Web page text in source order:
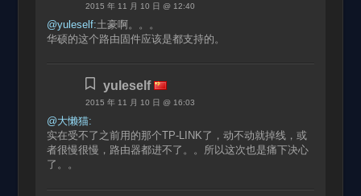
2015 年 11 月 10 日 @ 12:40
@yuleself:土豪啊。。。
华硕的这个路由固件应该是都支持的。
yuleself
2015 年 11 月 10 日 @ 16:03
@大懒猫:
实在受不了之前用的那个TP-LINK了，动不动就掉线，或
者很慢很慢，路由器都进不了。。所以这次也是痛下决心
了。。